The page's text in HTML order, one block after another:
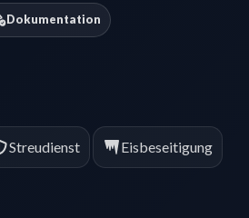
Dokumentation
Streudienst Eisbeseitigung